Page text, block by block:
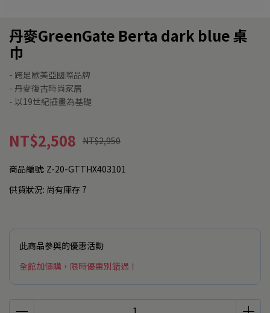
丹麥GreenGate Berta dark blue 桌
巾
- 跨足歐美亞國際品牌
- 丹麥復古時尚家居
- 以19世紀插畫為基礎
NT$2,508 NT$2,950
商品編號: Z-20-GTTHX403101
供貨狀況: 尚有庫存 7
此商品參與的優惠活動
全館加價購，限時優惠別錯過！